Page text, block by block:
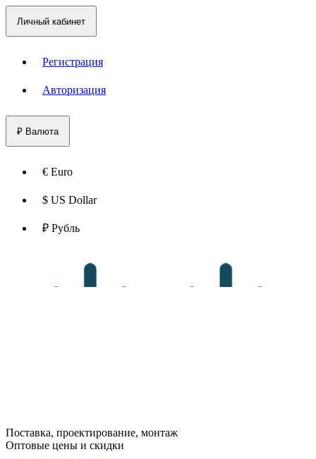
Личный кабинет
Регистрация
Авторизация
₽ Валюта
€ Euro
$ US Dollar
₽ Рубль
Поставка, проектирование, монтаж
Оптовые цены и скидки